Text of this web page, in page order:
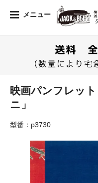
メニュー
映画パンフレッ
ニ」
型番：p3730